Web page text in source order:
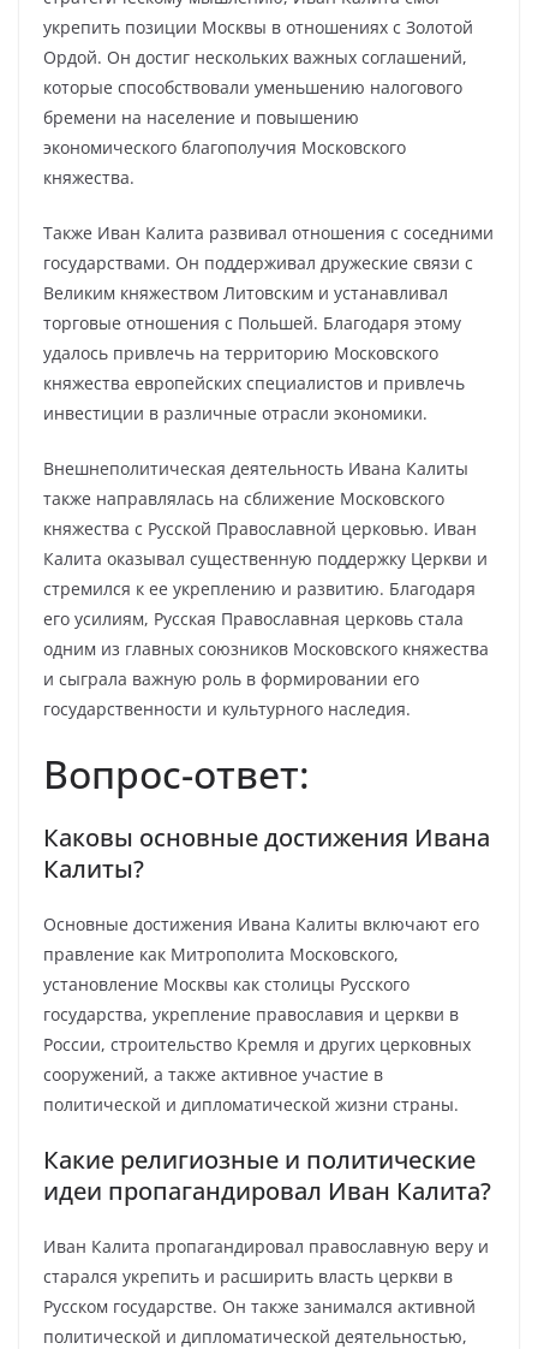
укрепить позиции Москвы в отношениях с Золотой
Ордой. Он достиг нескольких важных соглашений,
которые способствовали уменьшению налогового
бремени на население и повышению
экономического благополучия Московского
княжества.
Также Иван Калита развивал отношения с соседними
государствами. Он поддерживал дружеские связи с
Великим княжеством Литовским и устанавливал
торговые отношения с Польшей. Благодаря этому
удалось привлечь на территорию Московского
княжества европейских специалистов и привлечь
инвестиции в различные отрасли экономики.
Внешнеполитическая деятельность Ивана Калиты
также направлялась на сближение Московского
княжества с Русской Православной церковью. Иван
Калита оказывал существенную поддержку Церкви и
стремился к ее укреплению и развитию. Благодаря
его усилиям, Русская Православная церковь стала
одним из главных союзников Московского княжества
и сыграла важную роль в формировании его
государственности и культурного наследия.
Вопрос-ответ:
Каковы основные достижения Ивана
Калиты?
Основные достижения Ивана Калиты включают его
правление как Митрополита Московского,
установление Москвы как столицы Русского
государства, укрепление православия и церкви в
России, строительство Кремля и других церковных
сооружений, а также активное участие в
политической и дипломатической жизни страны.
Какие религиозные и политические
идеи пропагандировал Иван Калита?
Иван Калита пропагандировал православную веру и
старался укрепить и расширить власть церкви в
Русском государстве. Он также занимался активной
политической и дипломатической деятельностью,